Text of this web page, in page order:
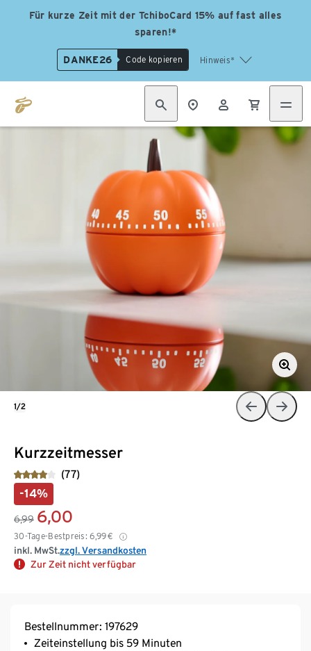
Für kurze Zeit mit der TchiboCard 15% auf fast alles
sparen!*
DANKE26 Code kopieren Hinweis*
Kurzzeitmesser
(77)
-14%
6,99 6,00
30-Tage-Bestpreis: 6,99€
inkl. MwSt.zzgl. Versandkosten
Zur Zeit nicht verfügbar
1/2
Bestellnummer: 197629
Zeiteinstellung bis 59 Minuten